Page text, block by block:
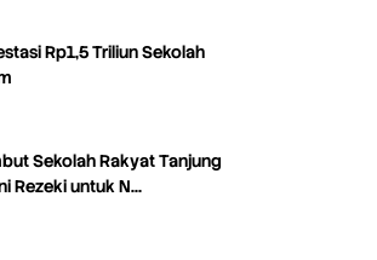
Rp1,5 Triliun Sekolah
Sekolah Rakyat Tanjung
Rezeki untuk N…